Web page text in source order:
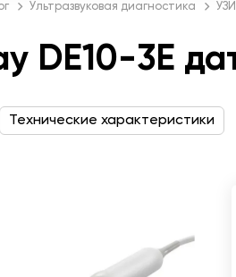
Ультразвуковая диагностика
DE10-3E
Технические характеристики